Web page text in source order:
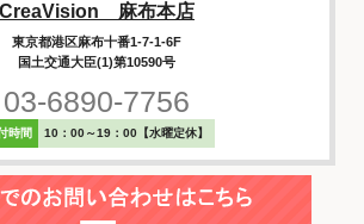
CreaVision 麻布本店
東京都港区麻布十番1-7-1-6F
国土交通大臣(1)第10590号
03-6890-7756
時間 10：00～19：00【水曜定休】